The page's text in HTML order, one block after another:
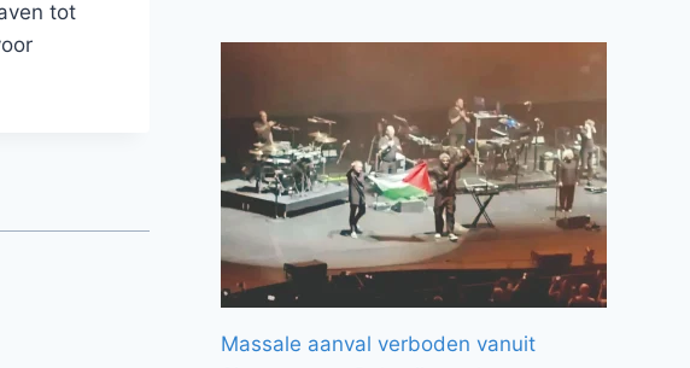
tot
Massale aanval verboden vanuit